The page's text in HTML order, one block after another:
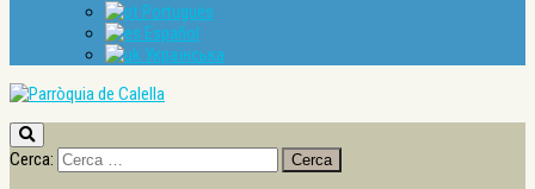
Português
Español
Українська
Cerca: